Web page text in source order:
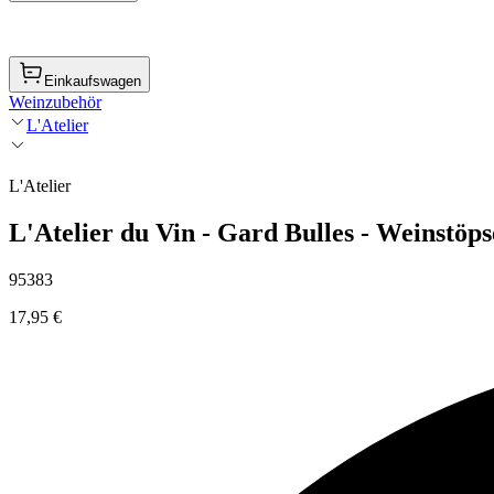
Einkaufswagen
Weinzubehör
L'Atelier
L'Atelier
L'Atelier du Vin - Gard Bulles -
95383
17,95 €